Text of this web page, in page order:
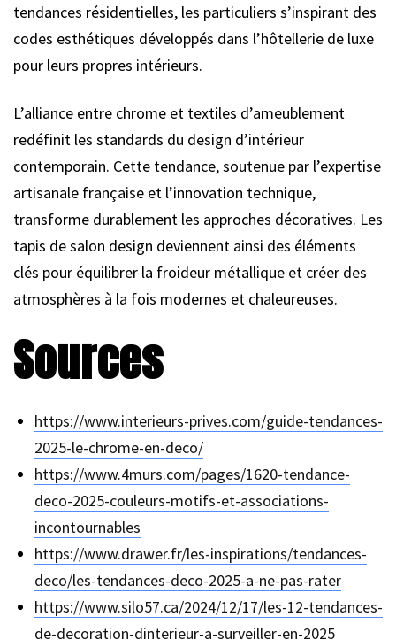
tendances résidentielles, les particuliers s’inspirant des
codes esthétiques développés dans l’hôtellerie de luxe
pour leurs propres intérieurs.
L’alliance entre chrome et textiles d’ameublement
redéfinit les standards du design d’intérieur
contemporain. Cette tendance, soutenue par l’expertise
artisanale française et l’innovation technique,
transforme durablement les approches décoratives. Les
tapis de salon design deviennent ainsi des éléments
clés pour équilibrer la froideur métallique et créer des
atmosphères à la fois modernes et chaleureuses.
Sources
https://www.interieurs-prives.com/guide-tendances-
2025-le-chrome-en-deco/
https://www.4murs.com/pages/1620-tendance-
deco-2025-couleurs-motifs-et-associations-
incontournables
https://www.drawer.fr/les-inspirations/tendances-
deco/les-tendances-deco-2025-a-ne-pas-rater
https://www.silo57.ca/2024/12/17/les-12-tendances-
de-decoration-dinterieur-a-surveiller-en-2025